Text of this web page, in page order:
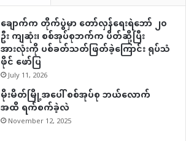
ချောက်က တိုက်ပွဲမှာ တော်လှန်ရေးရဲဘော် ၂၀
ဦး ကျဆုံး၊ စစ်အုပ်စုဘက်က ပိတ်ဆို့ပြီး
အားလုံးကို ပစ်ခတ်သတ်ဖြတ်ခဲ့ကြောင်း ရုပ်သံ
ဖိုင် ဖော်ပြ
July 11, 2026
မိုးမိတ်မြို့အပေါ် စစ်အုပ်စု ဘယ်လောက်
အထိ ရက်စက်ခဲ့လဲ
November 12, 2025